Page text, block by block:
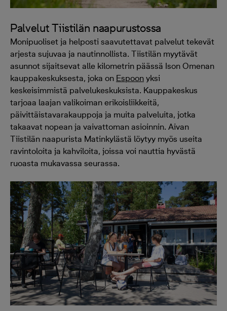
Palvelut Tiistilän naapurustossa
Monipuoliset ja helposti saavutettavat palvelut tekevät
arjesta sujuvaa ja nautinnollista. Tiistilän myytävät
asunnot sijaitsevat alle kilometrin päässä Ison Omenan
kauppakeskuksesta, joka on Espoon yksi
keskeisimmistä palvelukeskuksista. Kauppakeskus
tarjoaa laajan valikoiman erikoisliikkeitä,
päivittäistavarakauppoja ja muita palveluita, jotka
takaavat nopean ja vaivattoman asioinnin. Aivan
Tiistilän naapurista Matinkylästä löytyy myös useita
ravintoloita ja kahviloita, joissa voi nauttia hyvästä
ruoasta mukavassa seurassa.